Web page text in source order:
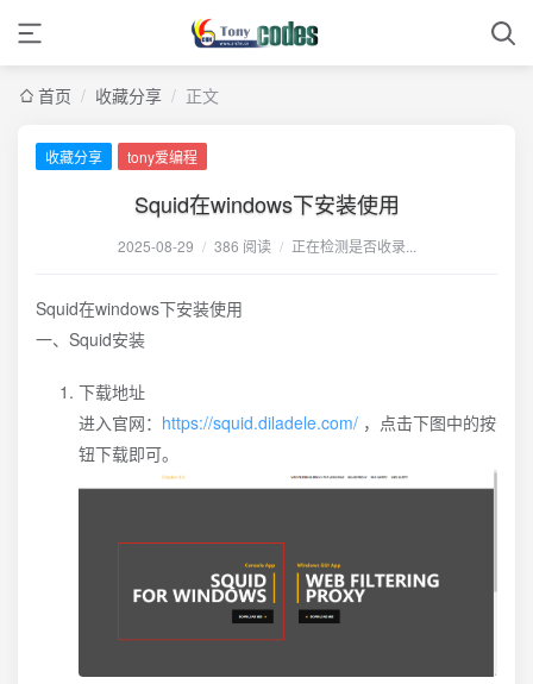
首页 / 收藏分享 / 正文
收藏分享 tony爱编程
Squid在windows下安装使用
2025-08-29 / 386 阅读 / 正在检测是否收录...
Squid在windows下安装使用
一、Squid安装
下载地址
进入官网： https://squid.diladele.com/ ，点击下图中的按
钮下载即可。